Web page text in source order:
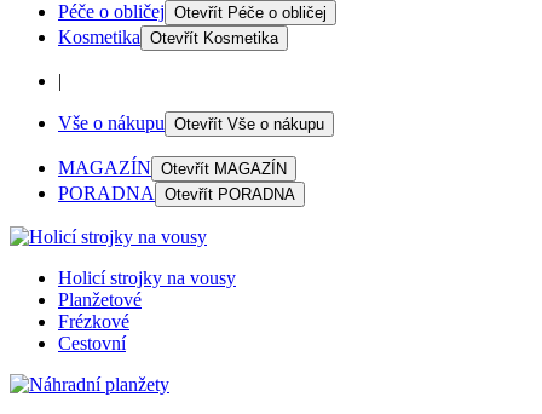
Péče o obličej Otevřít Péče o obličej
Kosmetika Otevřít Kosmetika
|
Vše o nákupu Otevřít Vše o nákupu
MAGAZÍN Otevřít MAGAZÍN
PORADNA Otevřít PORADNA
Holicí strojky na vousy
Planžetové
Frézkové
Cestovní